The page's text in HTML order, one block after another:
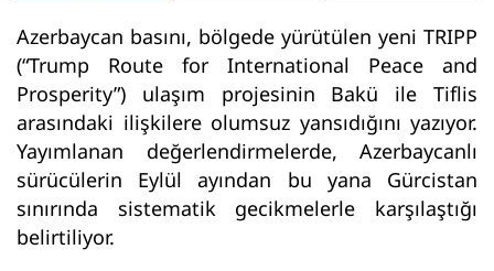
Azerbaycan basını, bölgede yürütülen yeni TRIPP
(“Trump Route for International Peace and
Prosperity”) ulaşım projesinin Bakü ile Tiflis
arasındaki ilişkilere olumsuz yansıdığını yazıyor.
Yayımlanan değerlendirmelerde, Azerbaycanlı
sürücülerin Eylül ayından bu yana Gürcistan
sınırında sistematik gecikmelerle karşılaştığı
belirtiliyor.